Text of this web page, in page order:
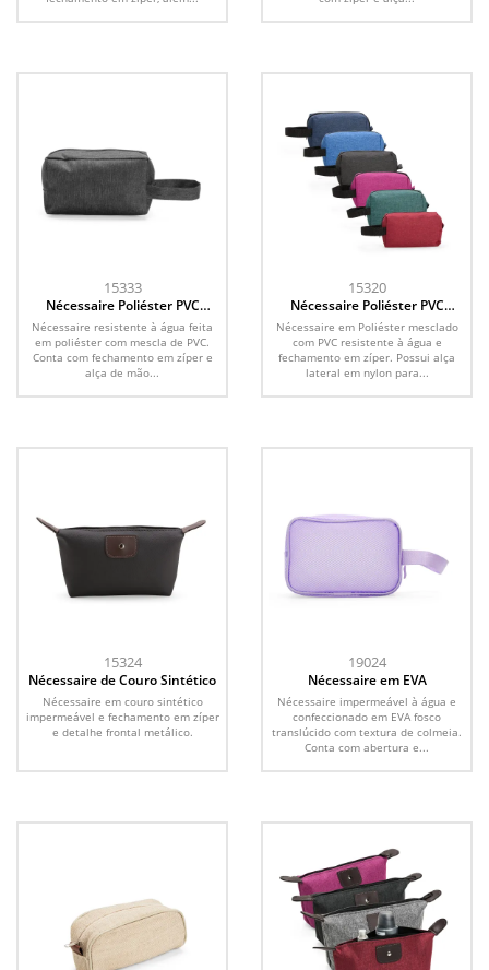
15333
Nécessaire Poliéster PVC
Mescla
Nécessaire resistente à água feita
em poliéster com mescla de PVC.
Conta com fechamento em zíper e
alça de mão...
15320
Nécessaire Poliéster PVC
Mescla
Nécessaire em Poliéster mesclado
com PVC resistente à água e
fechamento em zíper. Possui alça
lateral em nylon para...
15324
Nécessaire de Couro Sintético
Nécessaire em couro sintético
impermeável e fechamento em zíper
e detalhe frontal metálico.
19024
Nécessaire em EVA
Nécessaire impermeável à água e
confeccionado em EVA fosco
translúcido com textura de colmeia.
Conta com abertura e...